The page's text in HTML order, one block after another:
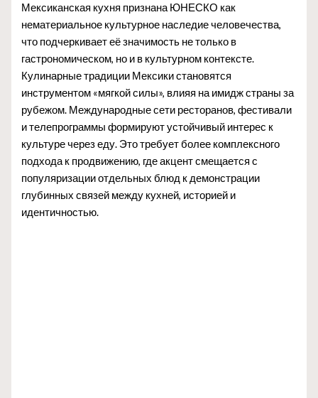
Мексиканская кухня признана ЮНЕСКО как
нематериальное культурное наследие человечества,
что подчеркивает её значимость не только в
гастрономическом, но и в культурном контексте.
Кулинарные традиции Мексики становятся
инструментом «мягкой силы», влияя на имидж страны за
рубежом. Международные сети ресторанов, фестивали
и телепрограммы формируют устойчивый интерес к
культуре через еду. Это требует более комплексного
подхода к продвижению, где акцент смещается с
популяризации отдельных блюд к демонстрации
глубинных связей между кухней, историей и
идентичностью.